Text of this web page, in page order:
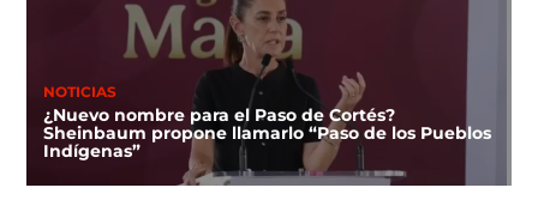
NOTICIAS
¿Nuevo nombre para el Paso de Cortés?
Sheinbaum propone llamarlo “Paso de los Pueblos
Indígenas”